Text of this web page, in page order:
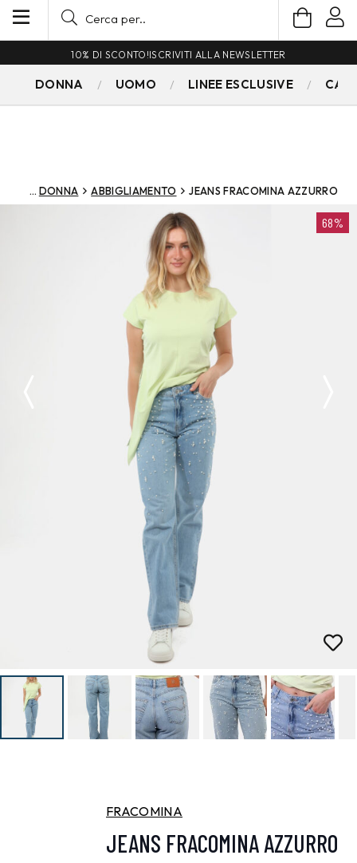
10% DI SCONTO!ISCRIVITI ALLA NEWSLETTER
DONNA UOMO LINEE ESCLUSIVE
DONNA ABBIGLIAMENTO JEANS FRACOMINA AZZURRO
68%
FRACOMINA
JEANS FRACOMINA AZZURRO